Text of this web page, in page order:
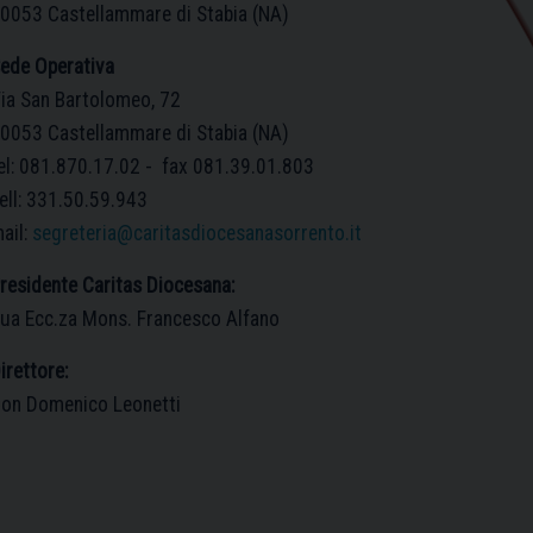
Giugno 2026
simpatici»: il Vescovo
il nuovo direttore della
Castellammare di Stabia (NA)
Operativa
San Bartolomeo, 72
Castellammare di Stabia (NA)
081.870.17.02 - fax 081.39.01.803
331.50.59.943
segreteria@caritasdiocesanasorrento.it
Caritas Diocesana:
Ecc.za Mons. Francesco Alfano
Domenico Leonetti